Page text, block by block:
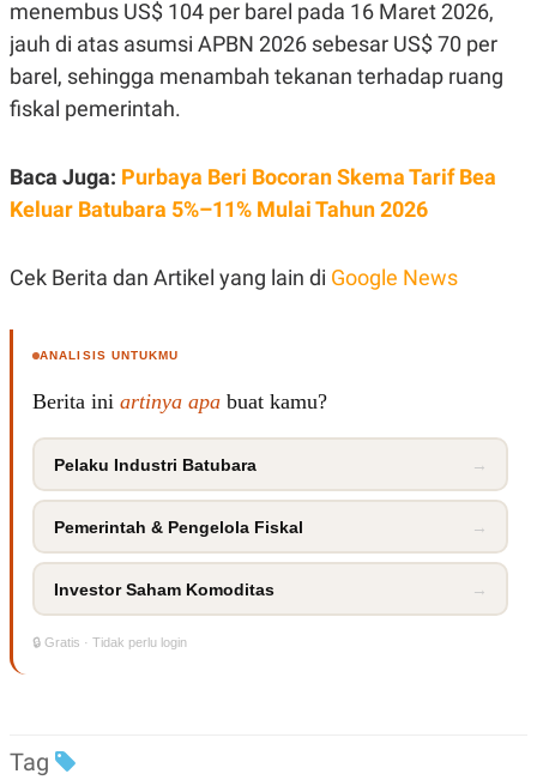
C
A
D
M
Y
L
E
A
E
.
I
L
A
N
N
E
A
K
I
N
J
A
T
N
E
A
P
R
A
V
E
T
I
I
G
K
I
menembus US$ 104 per barel pada 16 Maret 2026,
jauh di atas asumsi APBN 2026 sebesar US$ 70 per
barel, sehingga menambah tekanan terhadap ruang
fiskal pemerintah.
Baca Juga: Purbaya Beri Bocoran Skema Tarif Bea
Keluar Batubara 5%–11% Mulai Tahun 2026
Cek Berita dan Artikel yang lain di Google News
ANALISIS UNTUKMU
Berita ini artinya apa buat kamu?
Pelaku Industri Batubara →
Pemerintah & Pengelola Fiskal →
Investor Saham Komoditas →
🔒 Gratis · Tidak perlu login
Tag